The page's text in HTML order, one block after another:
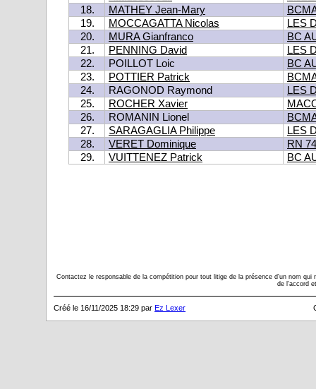
18.
MATHEY Jean-Mary
19.
MOCCAGATTA Nicolas
LES
20.
MURA Gianfranco
BC
21.
PENNING David
LES
22.
POILLOT Loic
BC
23.
POTTIER Patrick
24.
RAGONOD Raymond
LES
25.
ROCHER Xavier
26.
ROMANIN Lionel
27.
SARAGAGLIA Philippe
LES
28.
VERET Dominique
RN 74
29.
VUITTENEZ Patrick BC
Contactez le responsable de la compétition pour tout litige de la présence d'un nom
de l'accord
Créé le 16/11/2025 18:29 par Ez Lexer